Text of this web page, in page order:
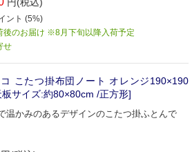
円(税込)
ント (5%)
後のお届け ※8月下旬以降入荷予定
せ
こたつ掛布団ノート オレンジ190×190
板サイズ:約80×80cm /正方形]
温かみのあるデザインのこたつ掛ふとんで